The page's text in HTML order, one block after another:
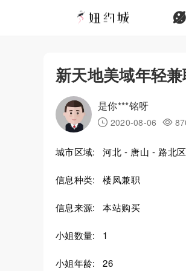
新天地美域年轻
是你***铭呀
2020-08-06
城市区域: 河北 - 唐山 - 路北区
信息种类: 楼凤兼职
信息来源: 本站购买
小姐数量: 1
小姐年龄: 26